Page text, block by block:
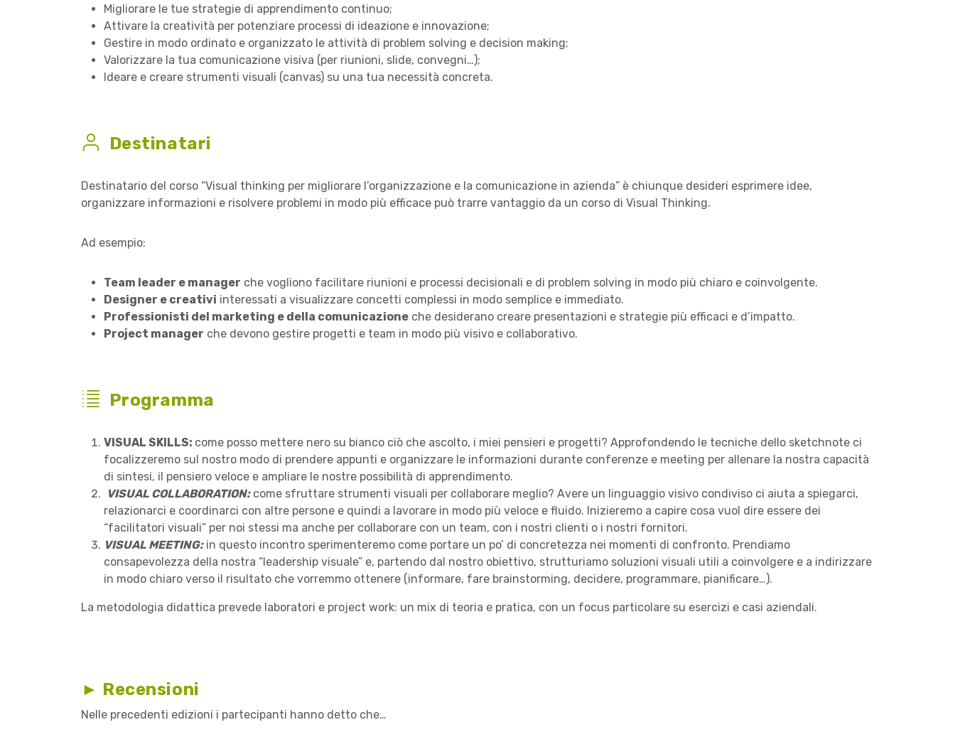
Migliorare le tue strategie di apprendimento continuo;
Attivare la creatività per potenziare processi di ideazione e innovazione;
Gestire in modo ordinato e organizzato le attività di problem solving e decision making;
Valorizzare la tua comunicazione visiva (per riunioni, slide, convegni…);
Ideare e creare strumenti visuali (canvas) su una tua necessità concreta.
Destinatari
Destinatario del corso “Visual thinking per migliorare l’organizzazione e la comunicazione in azienda” è chiunque desideri esprimere idee,
organizzare informazioni e risolvere problemi in modo più efficace può trarre vantaggio da un corso di Visual Thinking.
Ad esempio:
Team leader e manager che vogliono facilitare riunioni e processi decisionali e di problem solving in modo più chiaro e coinvolgente.
Designer e creativi interessati a visualizzare concetti complessi in modo semplice e immediato.
Professionisti del marketing e della comunicazione che desiderano creare presentazioni e strategie più efficaci e d’impatto.
Project manager che devono gestire progetti e team in modo più visivo e collaborativo.
Programma
VISUAL SKILLS: come posso mettere nero su bianco ciò che ascolto, i miei pensieri e progetti? Approfondendo le tecniche dello sketchnote ci
focalizzeremo sul nostro modo di prendere appunti e organizzare le informazioni durante conferenze e meeting per allenare la nostra capacità
di sintesi, il pensiero veloce e ampliare le nostre possibilità di apprendimento.
VISUAL COLLABORATION:come sfruttare strumenti visuali per collaborare meglio? Avere un linguaggio visivo condiviso ci aiuta a spiegarci,
relazionarci e coordinarci con altre persone e quindi a lavorare in modo più veloce e fluido. Inizieremo a capire cosa vuol dire essere dei
“facilitatori visuali” per noi stessi ma anche per collaborare con un team, con i nostri clienti o i nostri fornitori.
VISUAL MEETING:in questo incontro sperimenteremo come portare un po’ di concretezza nei momenti di confronto. Prendiamo
consapevolezza della nostra “leadership visuale” e, partendo dal nostro obiettivo, strutturiamo soluzioni visuali utili a coinvolgere e a indirizzare
in modo chiaro verso il risultato che vorremmo ottenere (informare, fare brainstorming, decidere, programmare, pianificare…).
La metodologia didattica prevede laboratori e project work: un mix di teoria e pratica, con un focus particolare su esercizi e casi aziendali.
► Recensioni
Nelle precedenti edizioni i partecipanti hanno detto che…